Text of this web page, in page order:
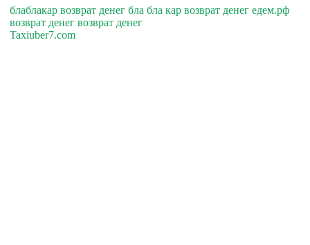
блаблакар возврат денег бла бла кар возврат денег едем.рф
возврат денег возврат денег
Taxiuber7.com